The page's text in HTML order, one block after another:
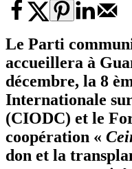
Le Parti
accueillera à
décembre, la 8
Internationale
(CIODC) et le
coopération «
don et la